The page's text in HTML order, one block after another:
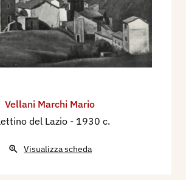
della Prima Mostra
Moderna, Firenze, Isituto
p. 41.
- 18a Biennale, L’Artista
n. 11, p. 247.
Vellani Marchi Mario
del Lazio - 1930 c.
Visualizza scheda